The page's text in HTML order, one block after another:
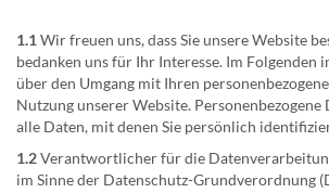
1.1 Wir freuen uns, dass Sie unsere Website
bedanken uns für Ihr Interesse. Im Folgenden
über den Umgang mit Ihren
Nutzung unserer Website. Personenbezogene
alle Daten, mit denen Sie persönlich
1.2Verantwortlicher für die
im Sinne der Datenschutz-Grundverordnung